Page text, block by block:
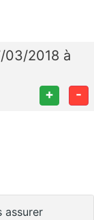
03/2018 à
+ -
assurer